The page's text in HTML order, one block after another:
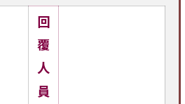
回
覆
人
員